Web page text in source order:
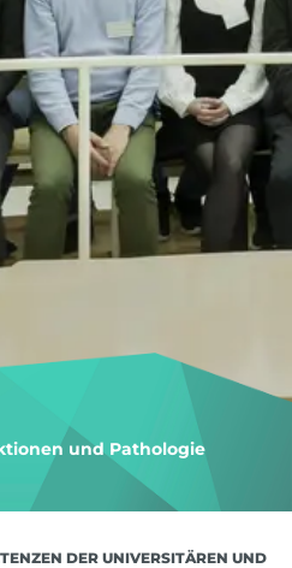
und Pathologie
DER UNIVERSITÄREN UND